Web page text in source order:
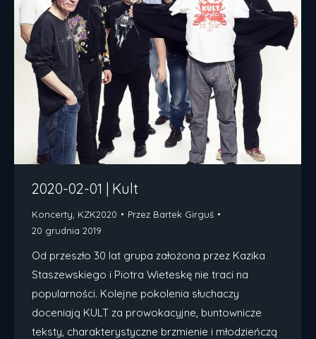
2020-02-01 | Kult
Koncerty KZK2020 Przez Bartek Girguś
20 grudnia 2019
Od przeszło 30 lat grupa założona przez Kazika
Staszewskiego i Piotra Wieteskę nie traci na
popularności. Kolejne pokolenia słuchaczy
doceniają KULT za prowokacyjne, buntownicze
teksty, charakterystyczne brzmienie i młodzieńczą